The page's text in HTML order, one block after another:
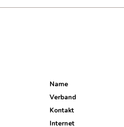
Name
Verband
Kontakt
Internet